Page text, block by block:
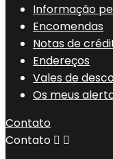
Informação
Encomendas
Notas de
Endereços
Vales de
Os meus
Contato
Contato  